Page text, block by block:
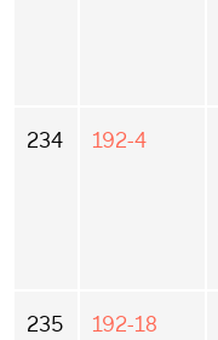
234 192-4
235 192-18